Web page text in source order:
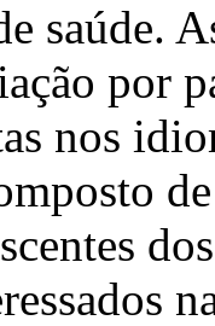
saúde.
por
nos